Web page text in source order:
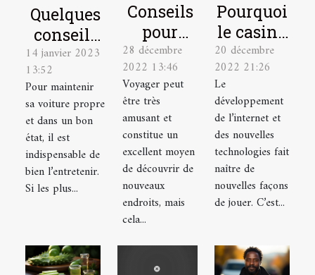
Quelques
conseils
pour bien
entretenir
sa voiture
14 janvier 2023
13:52
Pour maintenir
sa voiture propre
et dans un bon
état, il est
indispensable de
bien l’entretenir.
Si les plus...
Conseils
pour
élaborer
le plan
de
voyage
idéal
28 décembre
2022 13:46
Voyager peut
être très
amusant et
constitue un
excellent moyen
de découvrir de
nouveaux
endroits, mais
cela...
Pourquoi
le casino
en ligne
est-il un
excellent
choix ?
20 décembre
2022 21:26
Le
développement
de l’internet et
des nouvelles
technologies fait
naître de
nouvelles façons
de jouer. C’est...